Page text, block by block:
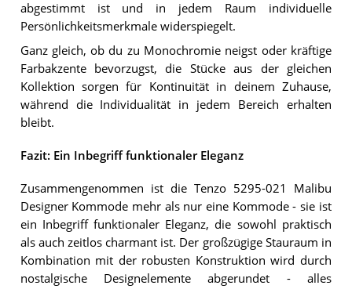
abgestimmt ist und in jedem Raum individuelle
Persönlichkeitsmerkmale widerspiegelt.
Ganz gleich, ob du zu Monochromie neigst oder kräftige
Farbakzente bevorzugst, die Stücke aus der gleichen
Kollektion sorgen für Kontinuität in deinem Zuhause,
während die Individualität in jedem Bereich erhalten
bleibt.
Fazit: Ein Inbegriff funktionaler Eleganz
Zusammengenommen ist die Tenzo 5295-021 Malibu
Designer Kommode mehr als nur eine Kommode - sie ist
ein Inbegriff funktionaler Eleganz, die sowohl praktisch
als auch zeitlos charmant ist. Der großzügige Stauraum in
Kombination mit der robusten Konstruktion wird durch
nostalgische Designelemente abgerundet - alles